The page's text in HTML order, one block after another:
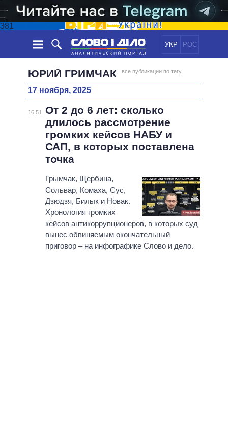
381
УКР РОС
НОВОСТИ
ЛЕНТА
СОБЫТИЯ
СТАТЬИ
МНЕНИЯ
ОБЗОРЫ
ЭКОНОМИКА
ОБЩЕСТВО
МИР
ОБЕЩАНИЯ
ПОЛИТИКИ
ВСЕ ПОЛИТИКИ
ПРЕЗИДЕНТ И ОФИС
КАБИНЕТ МИНИСТРОВ
ГЛАВЫ ОБЛАДМИНИСТРАЦИЙ
МЭРЫ
ВСЕ ПЕРСОНЫ
ИНФОГРАФИКА
ПОДДЕРЖАТЬ
СРАВНЕНИЕ ПОЛИТИКОВ
ЮРИЙ ГРИМЧАК все публикации по тегу
17 ноября, 2025
16:51
От 2 до 6 лет: сколько
длилось рассмотрение
громких кейсов НАБУ и
САП, в которых поставлена ​​
точка
Грымчак, Щербина,
Сольвар, Комаха, Сус,
Дзюдзя, Билык и Новак.
Хронология громких
кейсов антикоррупционеров, в которых суд
вынес обвиняемым окончательный
приговор – на инфографике Слово и дело.